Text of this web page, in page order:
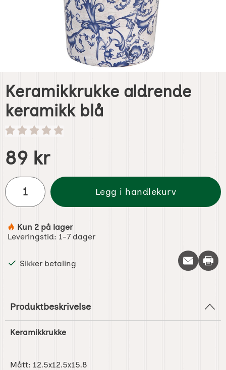
Keramikkrukke aldrende
keramikk blå
Handle dette produktet, Keramikkrukke aldrende
pris
89 kr
antall
Legg i handlekurv
Produkttilgjengelighet:
Kun 2 på lager
Leveringstid: 1-7 dager
Sikker betaling Skriv
Produktbeskrivelse
Keramikkrukke
Mått: 12.5x12.5x15.8